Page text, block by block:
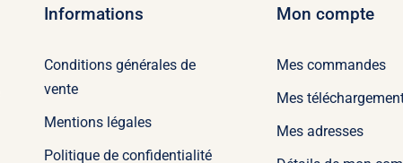
Informations
Conditions générales de
vente
Mentions légales
Politique de confidentialité
Mon compte
Mes commandes
Mes
Mes adresses